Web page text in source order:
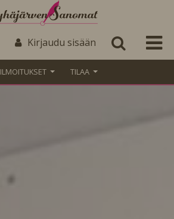
Kirjaudu sisään
ILMOITUKSET TILAA